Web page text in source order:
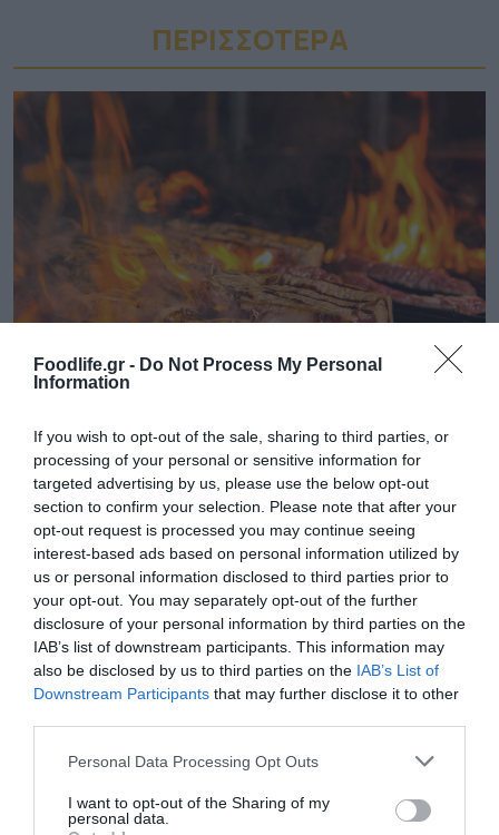
Foodlife.gr - Do Not Process My Personal
Information
If you wish to opt-out of the sale, sharing to third parties, or
processing of your personal or sensitive information for
targeted advertising by us, please use the below opt-out
section to confirm your selection. Please note that after your
opt-out request is processed you may continue seeing
interest-based ads based on personal information utilized by
us or personal information disclosed to third parties prior to
your opt-out. You may separately opt-out of the further
disclosure of your personal information by third parties on the
IAB’s list of downstream participants. This information may
also be disclosed by us to third parties on the IAB’s List of
Downstream Participants that may further disclose it to other
Please note that this website/app uses one or more Google
not limited to your visit or usage behaviour. You may click to
grant or deny consent to Google and its third-party tags to
Personal Data Processing Opt Outs
I want to opt-out of the Sharing of my
personal data.
ΠΕΡΙΣΣΟΤΕΡA
07.08.2026
3,4% – «Καίνε» οι τιμές στα κρέατα
07.08.2026
Κάρτα Αγρότη: Τι αλλάζει από τις 28
Αυγούστου – Πώς θα ενεργοποιείται